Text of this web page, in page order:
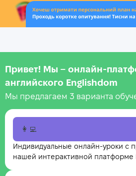
.
Привет! Мы –
английского Englishdom
Мы предлагаем 3 варианта
👩‍💻
Индивидуальные онлайн-уроки с
нашей интерактивной платформе